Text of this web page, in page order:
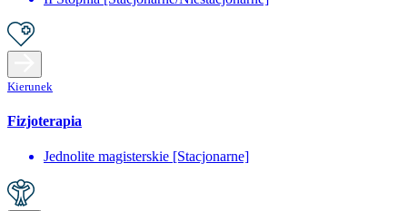
Kierunek
Fizjoterapia
Jednolite magisterskie [Stacjonarne]